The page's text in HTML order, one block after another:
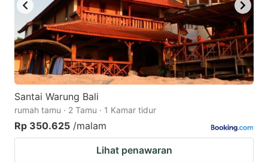
Santai Warung Bali
rumah tamu · 2 Tamu · 1 Kamar tidur
Rp 350.625 /malam
Lihat penawaran